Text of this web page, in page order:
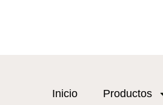
Inicio Productos